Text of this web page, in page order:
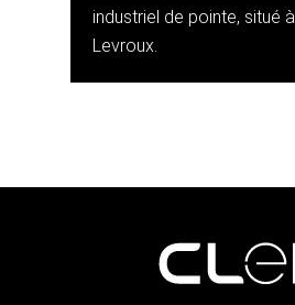
industriel de pointe, situé à
Levroux.